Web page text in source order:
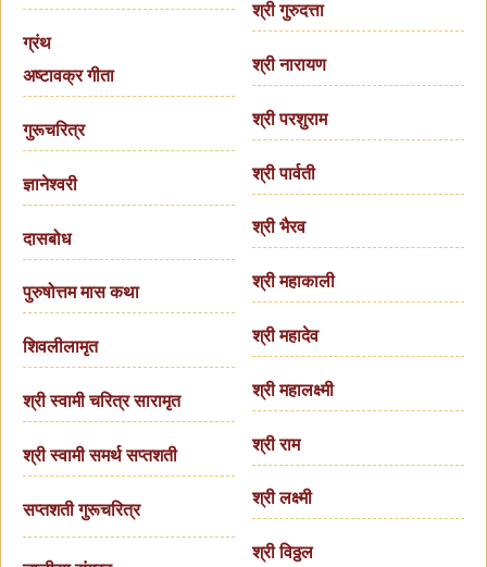
ग्रंथ
अष्टावक्र गीता
गुरूचरित्र
ज्ञानेश्वरी
दासबोध
पुरुषोत्तम मास कथा
शिवलीलामृत
श्री स्वामी चरित्र सारामृत
श्री स्वामी समर्थ सप्तशती
सप्तशती गुरूचरित्र
श्री गुरुदत्ता
श्री नारायण
श्री परशुराम
श्री पार्वती
श्री भैरव
श्री महाकाली
श्री महादेव
श्री महालक्ष्मी
श्री राम
श्री लक्ष्मी
श्री विठ्ठल